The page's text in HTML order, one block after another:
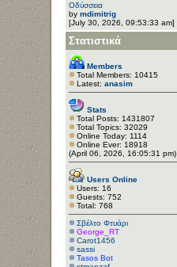
Οδύσσεια
by mdimitrig
[July 30, 2026, 09:53:33 am]
Στατιστικά
Members
Total Members: 10415
Latest: anasim
Stats
Total Posts: 1431807
Total Topics: 32029
Online Today: 1114
Online Ever: 18918
(April 06, 2026, 16:05:31 pm)
Users Online
Users: 16
Guests: 752
Total: 768
Σβέλτο Φτυάρι
George_RT
Carot1456
sassi
Tasos Bot